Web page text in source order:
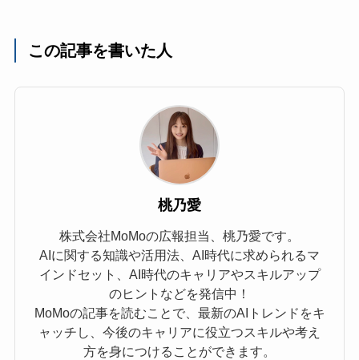
この記事を書いた人
桃乃愛
株式会社MoMoの広報担当、桃乃愛です。
AIに関する知識や活用法、AI時代に求められるマ
インドセット、AI時代のキャリアやスキルアップ
のヒントなどを発信中！
MoMoの記事を読むことで、最新のAIトレンドをキ
ャッチし、今後のキャリアに役立つスキルや考え
方を身につけることができます。